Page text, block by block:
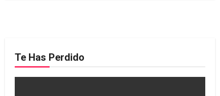
Te Has Perdido